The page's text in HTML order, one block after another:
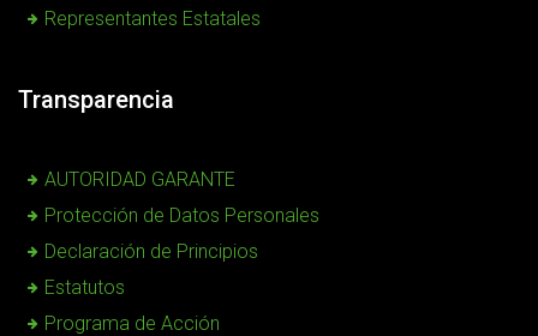
Representantes Estatales
Transparencia
AUTORIDAD GARANTE
Protección de Datos Personales
Declaración de Principios
Estatutos
Programa de Acción